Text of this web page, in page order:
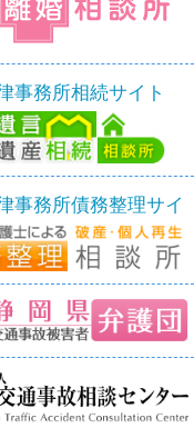
事務所相続サイト
事務所債務整理サイ